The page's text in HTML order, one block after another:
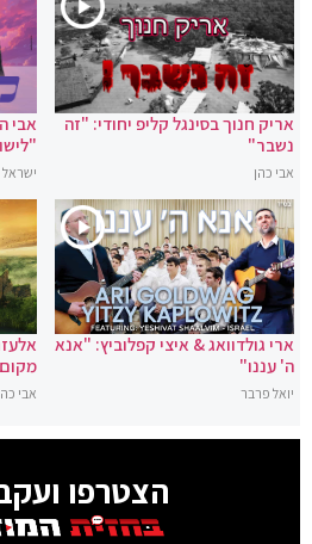
אריק חנוך בסינגל קליפ יחודי: "זה
נשבר"
אבי כהן
אבי
ישראל
ארי גולדוואג & איצי קפלוביץ: "אנא
ה' עננו"
יואל פרבר אבי
הצטרפו